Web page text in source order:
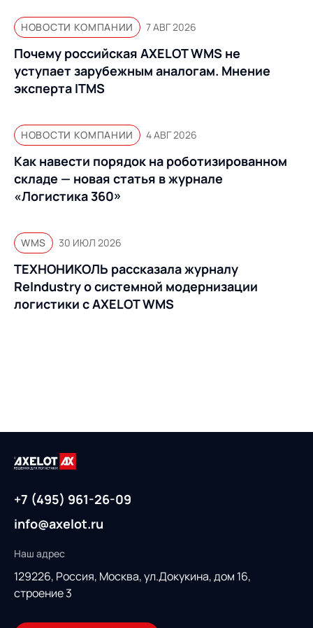
НОВОСТИ КОМПАНИИ 7 АВГ 2026
Почему российская AXELOT WMS не
уступает зарубежным аналогам. Мнение
эксперта ITMS
НОВОСТИ КОМПАНИИ 4 АВГ 2026
Как навести порядок на роботизированном
складе — новая статья в журнале
«Логистика 360»
WMS 30 ИЮЛ 2026
ТЕХНОНИКОЛЬ рассказала журналу
ReIndustry о системной модернизации
логистики с AXELOT WMS
+7 (495) 961-26-09
info@axelot.ru
Наш адрес
129226, Россия, Москва, ул.Докукина, дом 16,
строение 3